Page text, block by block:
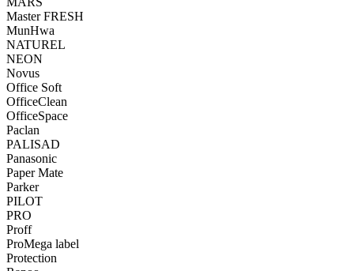
Master FRESH
MunHwa
NATUREL
NEON
Novus
Office Soft
OfficeClean
OfficeSpace
Paclan
PALISAD
Panasonic
Paper Mate
Parker
PILOT
PRO
Proff
ProMega label
Protection